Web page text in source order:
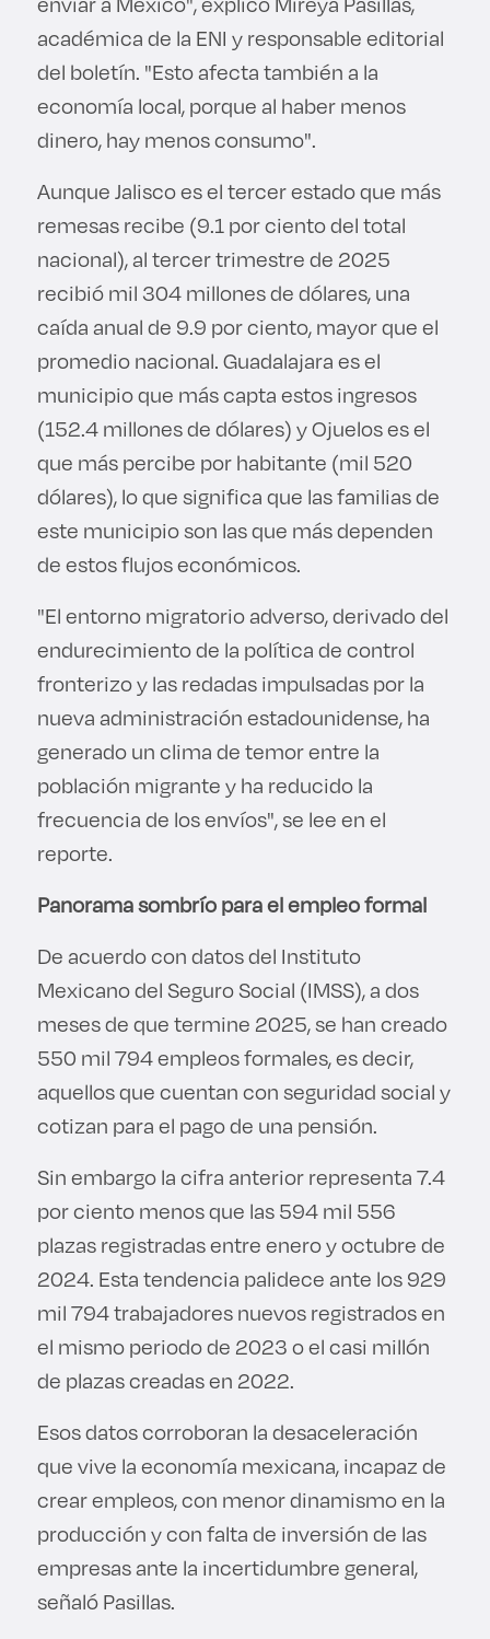
académica de la ENI y responsable editorial
del boletín. "Esto afecta también a la
economía local, porque al haber menos
dinero, hay menos consumo".
Aunque Jalisco es el tercer estado que más
remesas recibe (9.1 por ciento del total
nacional), al tercer trimestre de 2025
recibió mil 304 millones de dólares, una
caída anual de 9.9 por ciento, mayor que el
promedio nacional. Guadalajara es el
municipio que más capta estos ingresos
(152.4 millones de dólares) y Ojuelos es el
que más percibe por habitante (mil 520
dólares), lo que significa que las familias de
este municipio son las que más dependen
de estos flujos económicos.
"El entorno migratorio adverso, derivado del
endurecimiento de la política de control
fronterizo y las redadas impulsadas por la
nueva administración estadounidense, ha
generado un clima de temor entre la
población migrante y ha reducido la
frecuencia de los envíos", se lee en el
reporte.
Panorama sombrío para el empleo formal
De acuerdo con datos del Instituto
Mexicano del Seguro Social (IMSS), a dos
meses de que termine 2025, se han creado
550 mil 794 empleos formales, es decir,
aquellos que cuentan con seguridad social y
cotizan para el pago de una pensión.
Sin embargo la cifra anterior representa 7.4
por ciento menos que las 594 mil 556
plazas registradas entre enero y octubre de
2024. Esta tendencia palidece ante los 929
mil 794 trabajadores nuevos registrados en
el mismo periodo de 2023 o el casi millón
de plazas creadas en 2022.
Esos datos corroboran la desaceleración
que vive la economía mexicana, incapaz de
crear empleos, con menor dinamismo en la
producción y con falta de inversión de las
empresas ante la incertidumbre general,
señaló Pasillas.